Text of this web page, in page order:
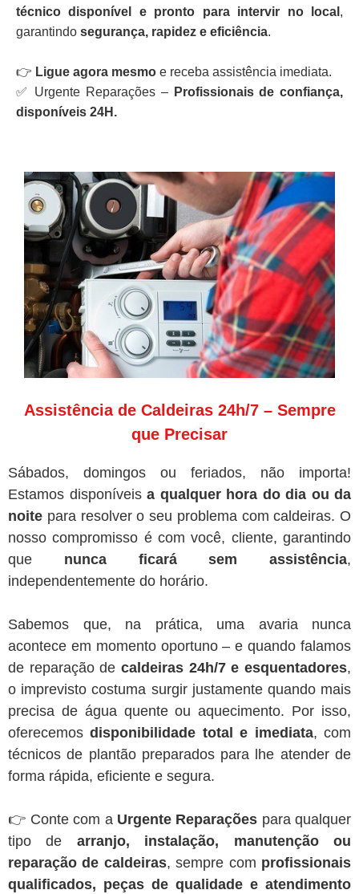
técnico disponível e pronto para intervir no local ,
garantindo segurança, rapidez e eficiência.
👉 Ligue agora mesmo e receba assistência imediata.
✅ Urgente Reparações – Profissionais de confiança,
disponíveis 24H.
Assistência de Caldeiras 24h/7 – Sempre
que Precisar
Sábados, domingos ou feriados, não importa!
Estamos disponíveis a qualquer hora do dia ou da
noite para resolver o seu problema com caldeiras. O
nosso compromisso é com você, cliente, garantindo
que nunca ficará sem assistência,
independentemente do horário.
Sabemos que, na prática, uma avaria nunca
acontece em momento oportuno – e quando falamos
de reparação de caldeiras 24h/7 e esquentadores,
o imprevisto costuma surgir justamente quando mais
precisa de água quente ou aquecimento. Por isso,
oferecemosdisponibilidade total e imediata, com
técnicos de plantão preparados para lhe atender de
forma rápida, eficiente e segura.
👉 Conte com a Urgente Reparações para qualquer
tipo de arranjo, instalação, manutenção ou
reparação de caldeiras, sempre com profissionais
qualificados, peças de qualidade e atendimento